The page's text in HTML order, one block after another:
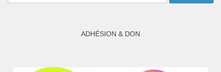
ADHÉSION & DON